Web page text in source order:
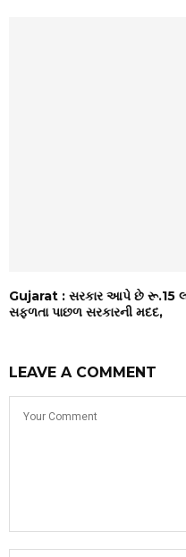
Gujarat : સરકાર આપે છે રૂ.15
સફળતા પાછળ સરકારની મદદ,
LEAVE A COMMENT